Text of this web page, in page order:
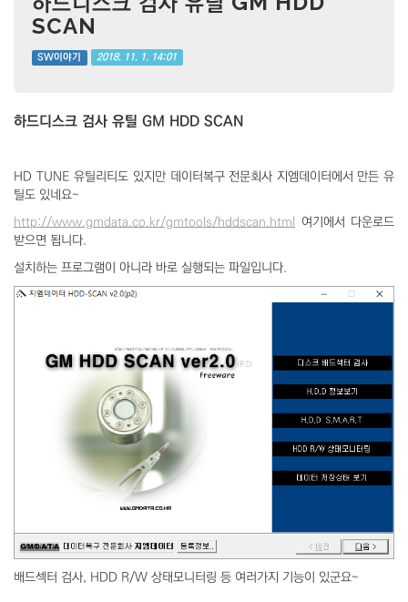
SCAN
SW이야기 2018. 11. 1. 14:01
하드디스크 검사 유틸 GM HDD SCAN
HD TUNE 유틸리티도 있지만 데이터복구 전문회사 지엠데이터에서 만든 유
틸도 있네요~
http://www.gmdata.co.kr/gmtools/hddscan.html
여기에서 다운로드
받으면 됩니다.
설치하는 프로그램이 아니라 바로 실행되는 파일입니다.
배드섹터 검사, HDD R/W 상태모니터링 등 여러가지 기능이 있군요~